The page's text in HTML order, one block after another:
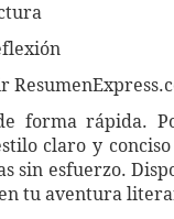
forma rápida.
claro y
sin esfuerzo.
tu aventura